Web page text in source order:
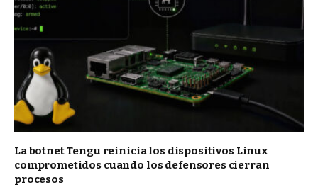
La botnet Tengu reinicia los dispositivos Linux
comprometidos cuando los defensores cierran
procesos